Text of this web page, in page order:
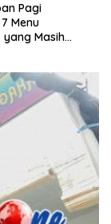
Pagi
Menu
yang Masih